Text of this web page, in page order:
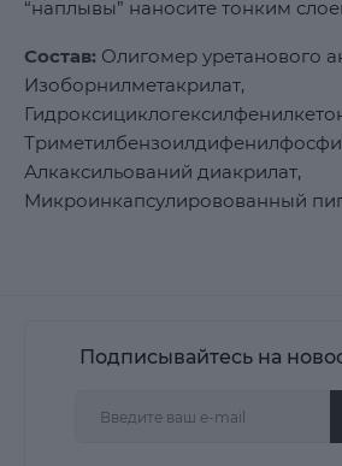
“наплывы” наносите тонким
Состав: Олигомер уретанового
Изоборнилметакрилат,
Алкаксильований диакрилат,
Микроинкапсулировованный
Подписывайтесь на